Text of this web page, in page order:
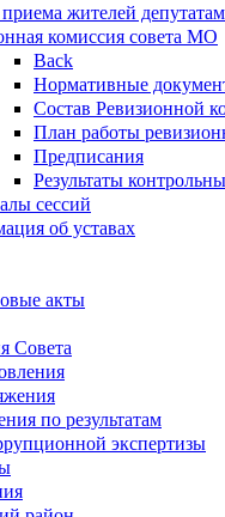
жителей
комиссия совета МО
Back
Нормативные
Состав Ревизионной
План работы
Предписания
Результаты
сессий
об уставах
акты
Совета
по результатам
экспертизы